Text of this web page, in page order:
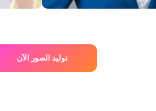
توليد الصور الآن